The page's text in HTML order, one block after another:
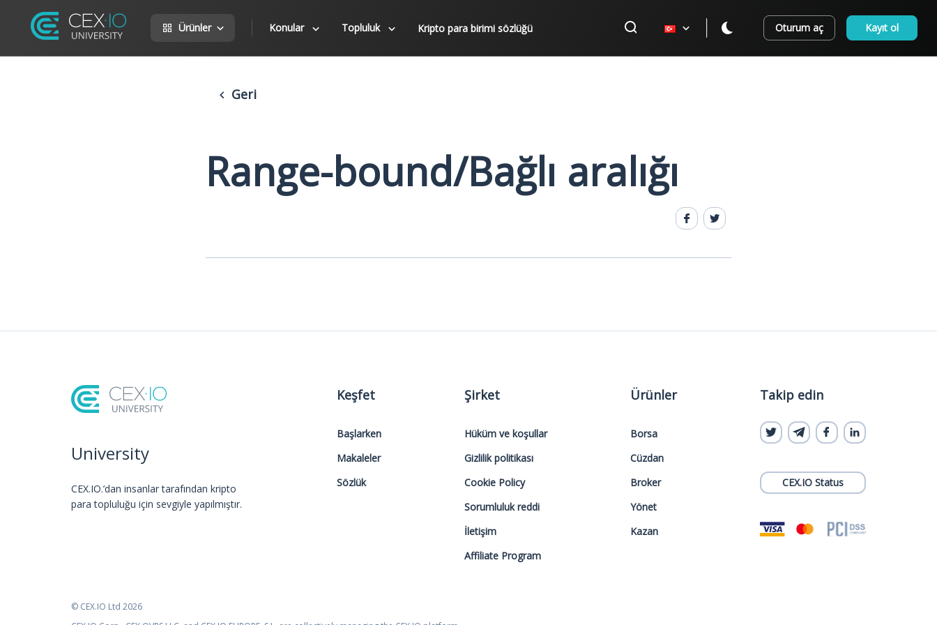
Ürünler Konular Topluluk Kripto para birimi sözlüğü Oturum aç Kayıt ol
Geri
Range-bound/Bağlı aralığı
University
CEX.IO.’dan insanlar tarafından kripto
para topluluğu için sevgiyle yapılmıştır.
Keşfet
Başlarken
Makaleler
Sözlük
Şirket
Hüküm ve koşullar
Gizlilik politikası
Cookie Policy
Sorumluluk reddi
İletişim
Affiliate Program
Ürünler
Borsa
Cüzdan
Broker
Yönet
Kazan
Takip edin
CEX.IO Status
© CEX.IO Ltd 2026